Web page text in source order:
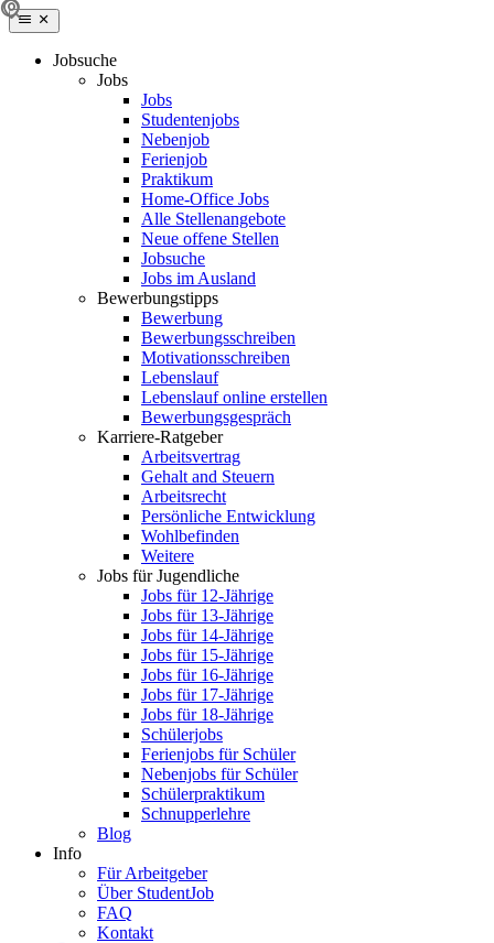
Jobsuche
Jobs
Jobs
Studentenjobs
Nebenjob
Ferienjob
Praktikum
Home-Office Jobs
Alle Stellenangebote
Neue offene Stellen
Jobsuche
Jobs im Ausland
Bewerbungstipps
Bewerbung
Bewerbungsschreiben
Motivationsschreiben
Lebenslauf
Lebenslauf online erstellen
Bewerbungsgespräch
Karriere-Ratgeber
Arbeitsvertrag
Gehalt and Steuern
Arbeitsrecht
Persönliche Entwicklung
Wohlbefinden
Weitere
Jobs für Jugendliche
Jobs für 12-Jährige
Jobs für 13-Jährige
Jobs für 14-Jährige
Jobs für 15-Jährige
Jobs für 16-Jährige
Jobs für 17-Jährige
Jobs für 18-Jährige
Schülerjobs
Ferienjobs für Schüler
Nebenjobs für Schüler
Schülerpraktikum
Schnupperlehre
Blog
Info
Für Arbeitgeber
Über StudentJob
FAQ
Kontakt